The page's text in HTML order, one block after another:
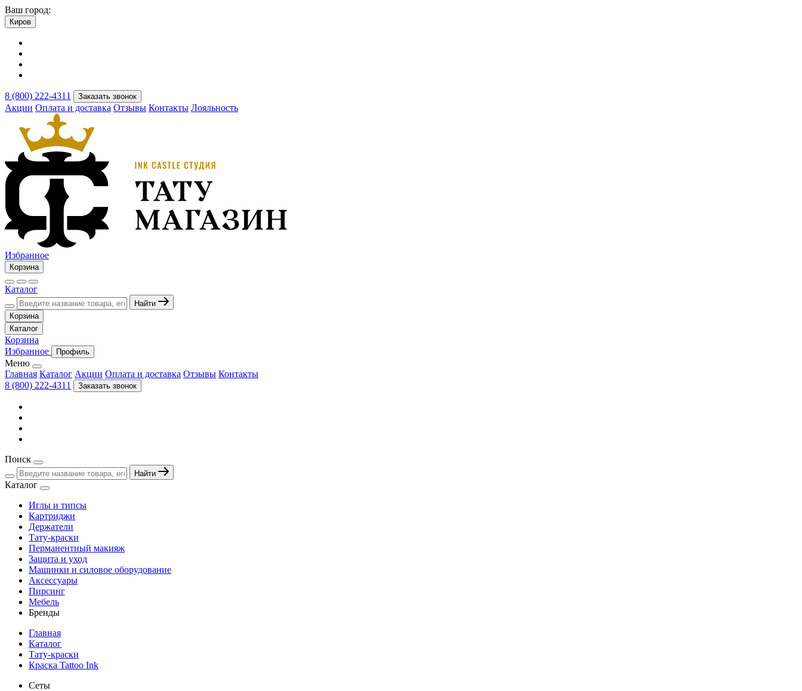
Ваш город:
Киров
8 (800) 222-4311 Заказать звонок
Акции Оплата и доставка Отзывы Контакты Лояльность
Избранное
Корзина
Каталог
Найти
Корзина
Каталог
Корзина
Избранное
Профиль
Меню
Главная Каталог Акции Оплата и доставка Отзывы Контакты
8 (800) 222-4311
Заказать звонок
Поиск
Найти
Каталог
Иглы и типсы
Картриджи
Держатели
Тату-краски
Перманентный макияж
Защита и уход
Машинки и силовое оборудование
Аксессуары
Пирсинг
Мебель
Бренды
Главная
Каталог
Тату-краски
Краска Tattoo Ink
Сеты